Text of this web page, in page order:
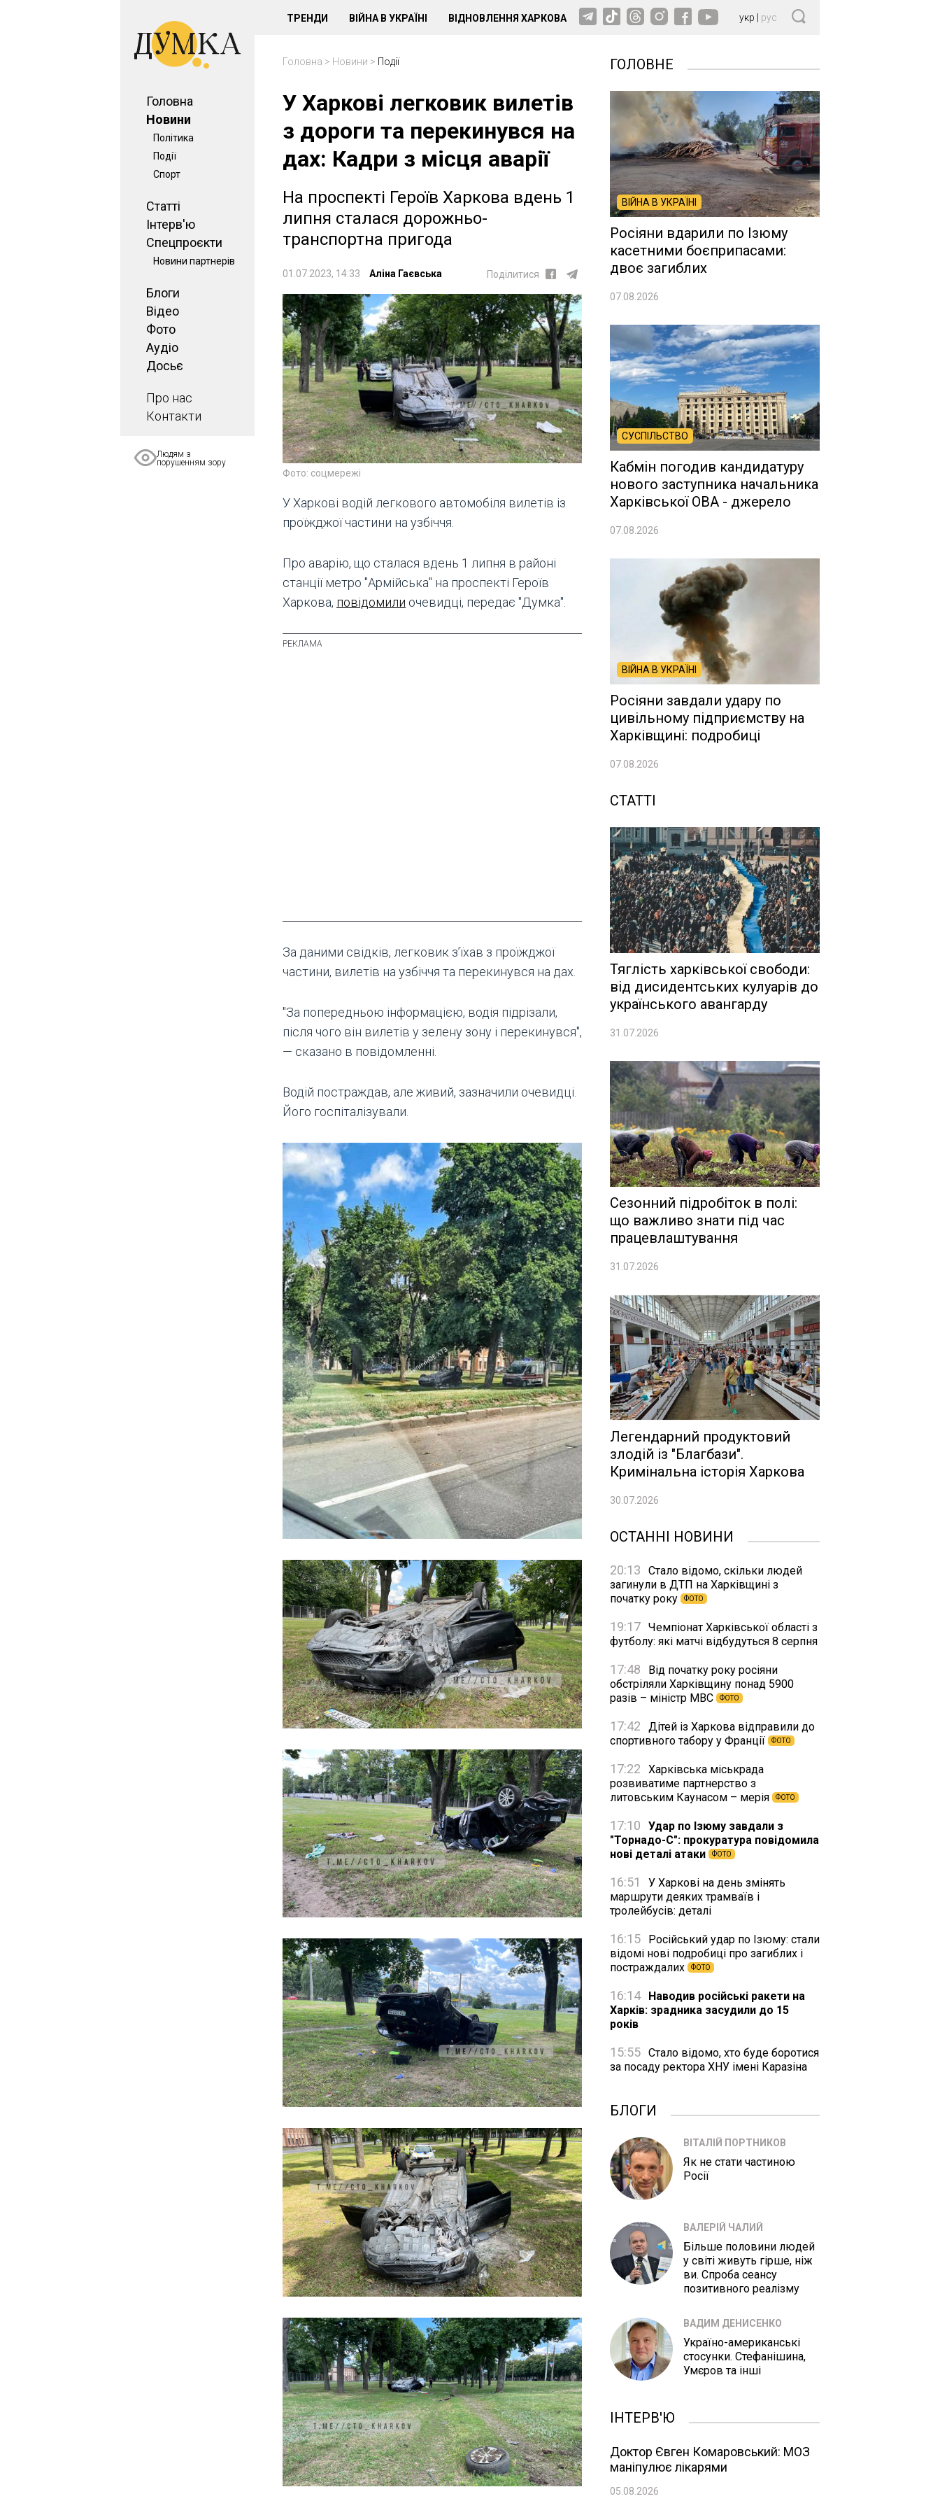
Головна
Новини
Політика
Події
Спорт
Статті
Інтерв'ю
Спецпроєкти
Новини партнерів
Блоги
Відео
Фото
Аудіо
Досьє
Про нас
Контакти
Людям з
порушенням зору
ТРЕНДИ ВІЙНА В УКРАЇНІ ВІДНОВЛЕННЯ ХАРКОВА укр рус
Головна > Новини > Події
У Харкові легковик вилетів
з дороги та перекинувся на
дах: Кадри з місця аварії
На проспекті Героїв Харкова вдень 1
липня сталася дорожньо-
транспортна пригода
01.07.2023, 14:33 Аліна Гаєвська Поділитися
Фото: соцмережі
У Харкові водій легкового автомобіля вилетів із
проїжджої частини на узбіччя.
Про аварію, що сталася вдень 1 липня в районі
станції метро "Армійська" на проспекті Героїв
Харкова, повідомили очевидці, передає "Думка".
За даними свідків, легковик з’їхав з проїжджої
частини, вилетів на узбіччя та перекинувся на дах.
"За попередньою інформацією, водія підрізали,
після чого він вилетів у зелену зону і перекинувся",
— сказано в повідомленні.
Водій постраждав, але живий, зазначили очевидці.
Його госпіталізували.
ГОЛОВНЕ
ВІЙНА В УКРАЇНІ
Росіяни вдарили по Ізюму
касетними боєприпасами:
двоє загиблих
07.08.2026
СУСПІЛЬСТВО
Кабмін погодив кандидатуру
нового заступника начальника
Харківської ОВА - джерело
07.08.2026
ВІЙНА В УКРАЇНІ
Росіяни завдали удару по
цивільному підприємству на
Харківщині: подробиці
07.08.2026
СТАТТІ
Тяглість харківської свободи:
від дисидентських кулуарів до
українського авангарду
31.07.2026
Сезонний підробіток в полі:
що важливо знати під час
працевлаштування
31.07.2026
Легендарний продуктовий
злодій із "Благбази".
Кримінальна історія Харкова
30.07.2026
ОСТАННІ НОВИНИ
20:13
Стало відомо, скільки людей
загинули в ДТП на Харківщині з
початку року
ФОТО
19:17 Чемпіонат Харківської області з
футболу: які матчі відбудуться 8 серпня
17:48
Від початку року росіяни
обстріляли Харківщину понад 5900
разів – міністр МВС
ФОТО
17:42
Дітей із Харкова відправили до
спортивного табору у Франції
ФОТО
17:22
Харківська міськрада
розвиватиме партнерство з
литовським Каунасом – мерія
ФОТО
17:10
Удар по Ізюму завдали з
"Торнадо-С": прокуратура повідомила
нові деталі атаки
ФОТО
16:51
У Харкові на день змінять
маршрути деяких трамваїв і
тролейбусів: деталі
16:15
Російський удар по Ізюму: стали
відомі нові подробиці про загиблих і
постраждалих
ФОТО
16:14
Наводив російські ракети на
Харків: зрадника засудили до 15
років
15:55 Стало відомо, хто буде боротися
за посаду ректора ХНУ імені Каразіна
БЛОГИ
ВІТАЛІЙ ПОРТНИКОВ
Як не стати частиною
Росії
ВАЛЕРІЙ ЧАЛИЙ
Більше половини людей
у світі живуть гірше, ніж
ви. Спроба сеансу
позитивного реалізму
ВАДИМ ДЕНИСЕНКО
Україно-американські
стосунки. Стефанішина,
Умєров та інші
ІНТЕРВ'Ю
Доктор Євген Комаровський: МОЗ
маніпулює лікарями
05.08.2026